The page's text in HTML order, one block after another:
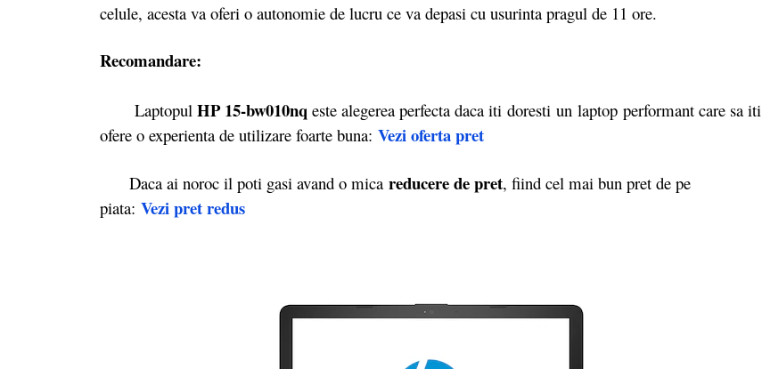
celule, acesta va oferi o autonomie de lucru ce va depasi cu usurinta pragul de 11 ore.
Recomandare:
Laptopul HP 15-bw010nq este alegerea perfecta daca iti doresti un laptop performant care sa iti
ofere o experienta de utilizare foarte buna: Vezi oferta pret
Daca ai noroc il poti gasi avand o mica reducere de pret, fiind cel mai bun pret de pe
piata: Vezi pret redus